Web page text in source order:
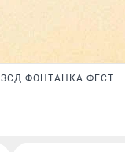
ЗСД ФОНТАНКА ФЕСТ